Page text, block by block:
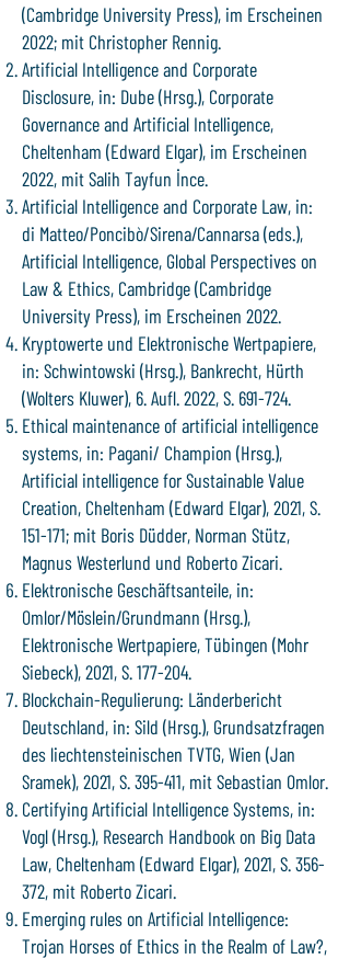
(Cambridge University Press), im Erscheinen
2022; mit Christopher Rennig.
Artificial Intelligence and Corporate
Disclosure, in: Dube (Hrsg.), Corporate
Governance and Artificial Intelligence,
Cheltenham (Edward Elgar), im Erscheinen
2022, mit Salih Tayfun İnce.
Artificial Intelligence and Corporate Law, in:
di Matteo/Poncibò/Sirena/Cannarsa (eds.),
Artificial Intelligence, Global Perspectives on
Law & Ethics, Cambridge (Cambridge
University Press), im Erscheinen 2022.
Kryptowerte und Elektronische Wertpapiere,
in: Schwintowski (Hrsg.), Bankrecht, Hürth
(Wolters Kluwer), 6. Aufl. 2022, S. 691-724.
Ethical maintenance of artificial intelligence
systems, in: Pagani/ Champion (Hrsg.),
Artificial intelligence for Sustainable Value
Creation, Cheltenham (Edward Elgar), 2021, S.
151-171; mit Boris Düdder, Norman Stütz,
Magnus Westerlund und Roberto Zicari.
Elektronische Geschäftsanteile, in:
Omlor/Möslein/Grundmann (Hrsg.),
Elektronische Wertpapiere, Tübingen (Mohr
Siebeck), 2021, S. 177-204.
Blockchain-Regulierung: Länderbericht
Deutschland, in: Sild (Hrsg.), Grundsatzfragen
des liechtensteinischen TVTG, Wien (Jan
Sramek), 2021, S. 395-411, mit Sebastian Omlor.
Certifying Artificial Intelligence Systems, in:
Vogl (Hrsg.), Research Handbook on Big Data
Law, Cheltenham (Edward Elgar), 2021, S. 356-
372, mit Roberto Zicari.
Emerging rules on Artificial Intelligence:
Trojan Horses of Ethics in the Realm of Law?,